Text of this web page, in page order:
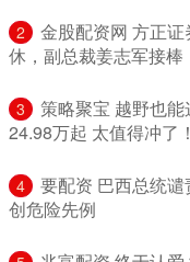
2
金股配资网 方正
休，副总裁姜志军接棒
3
策略聚宝 越野也
24.98万起 太值得冲了！
4
要配资 巴西总统
创危险先例